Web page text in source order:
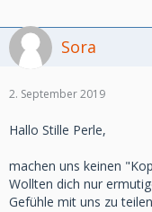
Sora
2. September 2019
Hallo Stille Perle,
machen uns keinen
Wollten dich nur
Gefühle mit uns zu